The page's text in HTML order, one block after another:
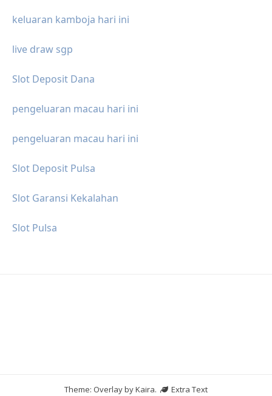
keluaran kamboja hari ini
live draw sgp
Slot Deposit Dana
pengeluaran macau hari ini
pengeluaran macau hari ini
Slot Deposit Pulsa
Slot Garansi Kekalahan
Slot Pulsa
Theme: Overlay byKaira.
Extra Text